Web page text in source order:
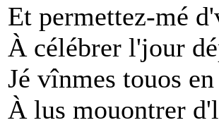
Et permettez-mé
À célébrer l'jour
Jé vînmes touos
À lus mouontrer